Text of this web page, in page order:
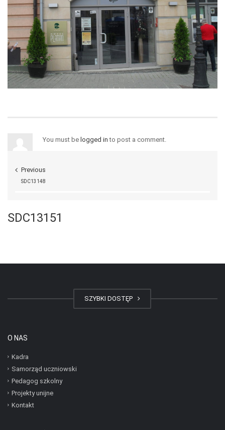
You must be logged in to post a comment.
Previous
SDC13148
SDC13151
SZYBKI DOSTĘP
O NAS
Kadra
Samorząd uczniowski
Pedagog szkolny
Projekty unijne
Kontakt